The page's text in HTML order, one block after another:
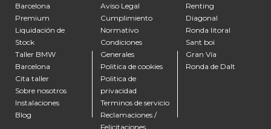
Barcelona
Premium
Liquidación de
Stock
Taller BMW
Barcelona
Cita taller
Sobre nosotros
Instalaciones
Blog
Aviso Legal
Cumplimiento
Normativo
Condiciones
Generales
Politica de cookies
Politica de
privacidad
Terminos de servicio
Reclamaciones /
Felicitaciones
Renting
Diagonal
Ronda litoral
Sant boi
Gran Vía
Ronda de Dalt